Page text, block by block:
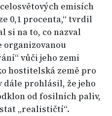
emisích
0,1 procenta,“ tvrdil
si na to, co nazval
organizovanou
vůči jeho zemi
hostitelská země pro
dále prohlásil, že jeho
od fosilních paliv,
„realističtí“.